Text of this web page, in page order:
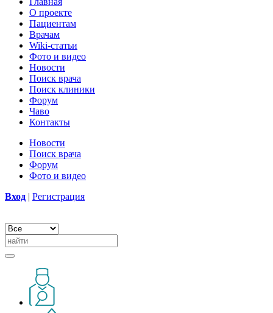
О проекте
Пациентам
Врачам
Wiki-статьи
Фото и видео
Новости
Поиск врача
Поиск клиники
Форум
Чаво
Контакты
Новости
Поиск врача
Форум
Фото и видео
Вход | Регистрация